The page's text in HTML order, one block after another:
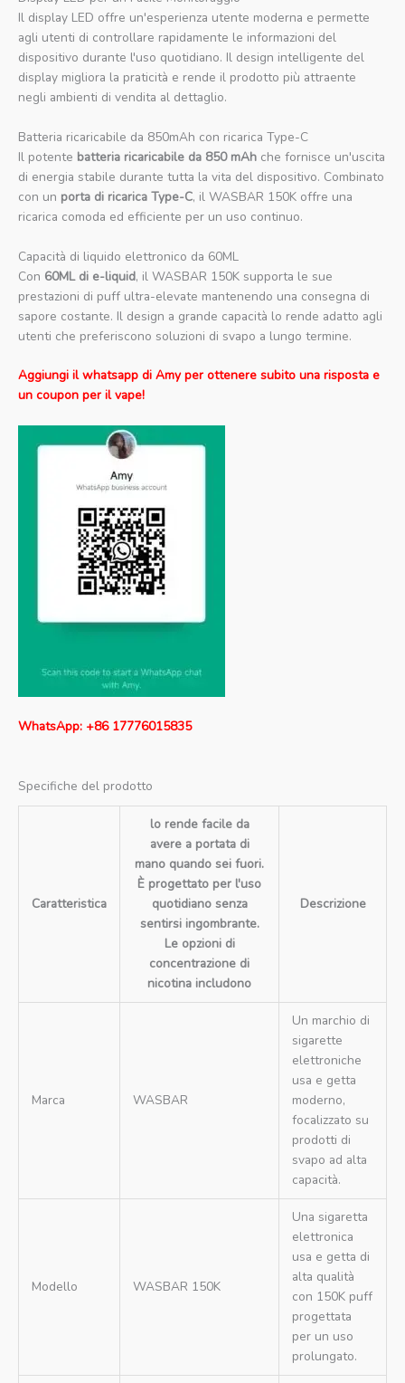
Il display LED offre un'esperienza utente moderna e permette
agli utenti di controllare rapidamente le informazioni del
dispositivo durante l'uso quotidiano. Il design intelligente del
display migliora la praticità e rende il prodotto più attraente
negli ambienti di vendita al dettaglio.
Batteria ricaricabile da 850mAh con ricarica Type-C
Il potente batteria ricaricabile da 850 mAh che fornisce un'uscita
di energia stabile durante tutta la vita del dispositivo. Combinato
con un porta di ricarica Type-C, il WASBAR 150K offre una
ricarica comoda ed efficiente per un uso continuo.
Capacità di liquido elettronico da 60ML
Con 60ML di e-liquid, il WASBAR 150K supporta le sue
prestazioni di puff ultra-elevate mantenendo una consegna di
sapore costante. Il design a grande capacità lo rende adatto agli
utenti che preferiscono soluzioni di svapo a lungo termine.
Aggiungi il whatsapp di Amy per ottenere subito una risposta e
un coupon per il vape!
WhatsApp: +86 17776015835
Specifiche del prodotto
Caratteristica
lo rende facile da
avere a portata di
mano quando sei fuori.
È progettato per l'uso
quotidiano senza
sentirsi ingombrante.
Le opzioni di
concentrazione di
nicotina includono
Descrizione
Marca WASBAR
Un marchio di
sigarette
elettroniche
usa e getta
moderno,
focalizzato su
prodotti di
svapo ad alta
capacità.
Modello WASBAR 150K
Una sigaretta
elettronica
usa e getta di
alta qualità
con 150K puff
progettata
per un uso
prolungato.